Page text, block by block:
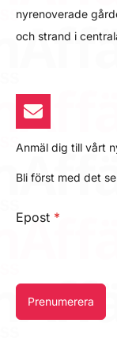
nyrenoverade
och strand i
Anmäl dig till vårt
Bli först med det
Epost *
Prenumerera